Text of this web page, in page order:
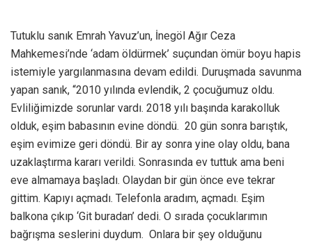
Tutuklu sanık Emrah Yavuz’un, İnegöl Ağır Ceza
Mahkemesi’nde ‘adam öldürmek’ suçundan ömür boyu hapis
istemiyle yargılanmasına devam edildi. Duruşmada savunma
yapan sanık, “2010 yılında evlendik, 2 çocuğumuz oldu.
Evliliğimizde sorunlar vardı. 2018 yılı başında karakolluk
olduk, eşim babasının evine döndü. 20 gün sonra barıştık,
eşim evimize geri döndü. Bir ay sonra yine olay oldu, bana
uzaklaştırma kararı verildi. Sonrasında ev tuttuk ama beni
eve almamaya başladı. Olaydan bir gün önce eve tekrar
gittim. Kapıyı açmadı. Telefonla aradım, açmadı. Eşim
balkona çıkıp ‘Git buradan’ dedi. O sırada çocuklarımın
bağrışma seslerini duydum. Onlara bir şey olduğunu